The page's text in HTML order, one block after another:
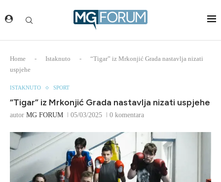
Home - Istaknuto -
“Tigar” iz Mrkonjić Grada nastavlja nizati
uspjehe
ISTAKNUTO SPORT
“Tigar” iz Mrkonjić Grada nastavlja nizati uspjehe
autor MG FORUM 05/03/2025 0 komentara